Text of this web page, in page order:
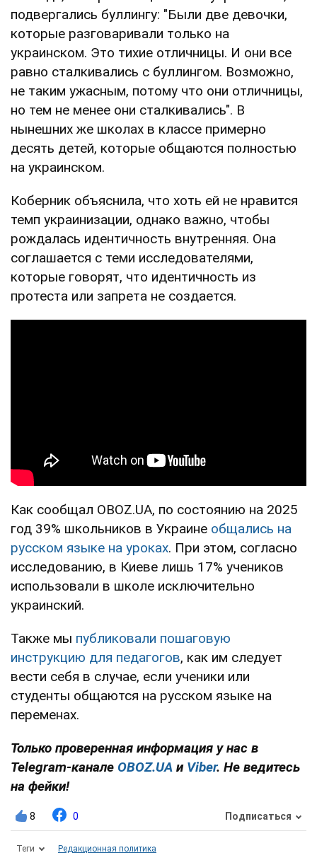
подвергались буллингу: "Были две девочки,
которые разговаривали только на
украинском. Это тихие отличницы. И они все
равно сталкивались с буллингом. Возможно,
не таким ужасным, потому что они отличницы,
но тем не менее они сталкивались". В
нынешних же школах в классе примерно
десять детей, которые общаются полностью
на украинском.
Коберник объяснила, что хоть ей не нравится
темп украинизации, однако важно, чтобы
рождалась идентичность внутренняя. Она
соглашается с теми исследователями,
которые говорят, что идентичность из
протеста или запрета не создается.
Как сообщал OBOZ.UA, по состоянию на 2025
год 39% школьников в Украине общались на
русском языке на уроках. При этом, согласно
исследованию, в Киеве лишь 17% учеников
использовали в школе исключительно
украинский.
Также мы публиковали пошаговую
инструкцию для педагогов, как им следует
вести себя в случае, если ученики или
студенты общаются на русском языке на
переменах.
Только проверенная информация у нас в
Telegram-канале OBOZ.UA и Viber. Не ведитесь
на фейки!
8 0 Подписаться
Теги Редакционная политика